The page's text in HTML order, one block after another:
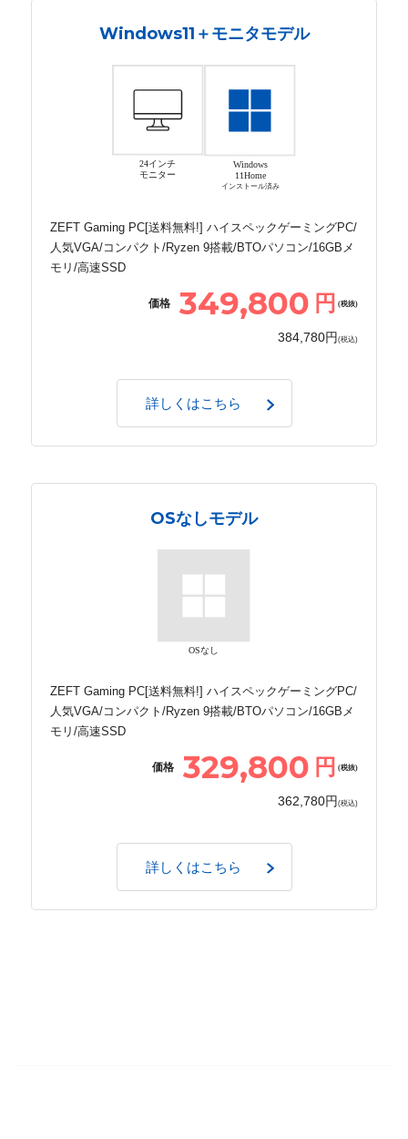
Windows11＋モニタモデル
24インチ
モニター
Windows
11Home
インストール済み
ZEFT Gaming PC[送料無料!] ハイスペックゲーミングPC/
人気VGA/コンパクト/Ryzen 9搭載/BTOパソコン/16GBメ
モリ/高速SSD
価格 349,800 円 (税抜)
384,780円 (税込)
詳しくはこちら
OSなしモデル
OSなし
ZEFT Gaming PC[送料無料!] ハイスペックゲーミングPC/
人気VGA/コンパクト/Ryzen 9搭載/BTOパソコン/16GBメ
モリ/高速SSD
価格 329,800 円 (税抜)
362,780円 (税込)
詳しくはこちら